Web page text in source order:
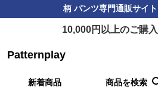
柄 パンツ専門通販サイト
10,000円以上のご購
Patternplay
新着商品 商品を検索